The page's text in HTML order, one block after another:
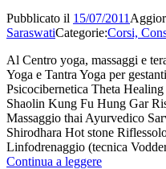
Pubblicato il 15/07/2011
SaraswatiCategorie:Corsi,
Al Centro yoga, massaggi e
Yoga e Tantra Yoga per
Psicocibernetica Theta
Shaolin Kung Fu Hung Gar
Massaggio thai Ayurvedico
Shirodhara Hot stone
Linfodrenaggio (tecnica
Continua a leggereAttività